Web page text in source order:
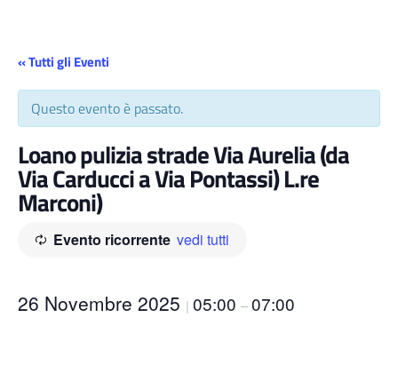
« Tutti gli Eventi
Questo evento è passato.
Loano pulizia strade Via Aurelia (da
Via Carducci a Via Pontassi) L.re
Marconi)
Evento ricorrente vedi tutti
26 Novembre 2025 | 05:00 –07:00